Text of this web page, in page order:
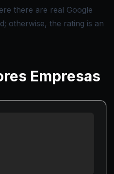
there are real Google
otherwise, the rating is an
Empresas